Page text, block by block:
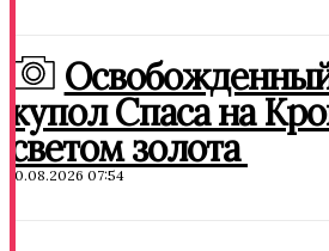
купол Спаса на
светом золота
10.08.2026 07:54